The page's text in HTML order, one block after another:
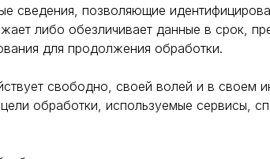
сведения, позволяющие
либо обезличивает данные в срок,
для продолжения обработки.
свободно, своей волей и в своем
обработки, используемые сервисы,